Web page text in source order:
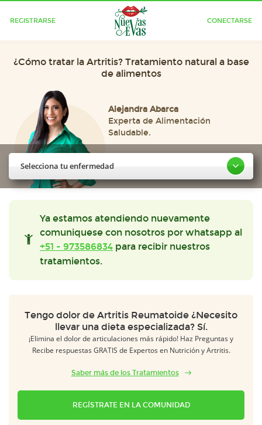
REGISTRARSE CONECTARSE
¿Cómo tratar la Artritis? Tratamiento natural a base
de alimentos
Alejandra Abarca
Experta de Alimentación
Saludable.
Selecciona tu enfermedad
Ya estamos atendiendo nuevamente
comuniquese con nosotros por whatsapp al
+51 - 973586834 para recibir nuestros
tratamientos.
Tengo dolor de Artritis Reumatoide ¿Necesito
llevar una dieta especializada? Sí.
¡Elimina el dolor de articulaciones más rápido! Haz Preguntas y
Recibe respuestas GRATIS de Expertos en Nutrición y Artritis.
Saber más de los Tratamientos
REGÍSTRATE EN LA COMUNIDAD